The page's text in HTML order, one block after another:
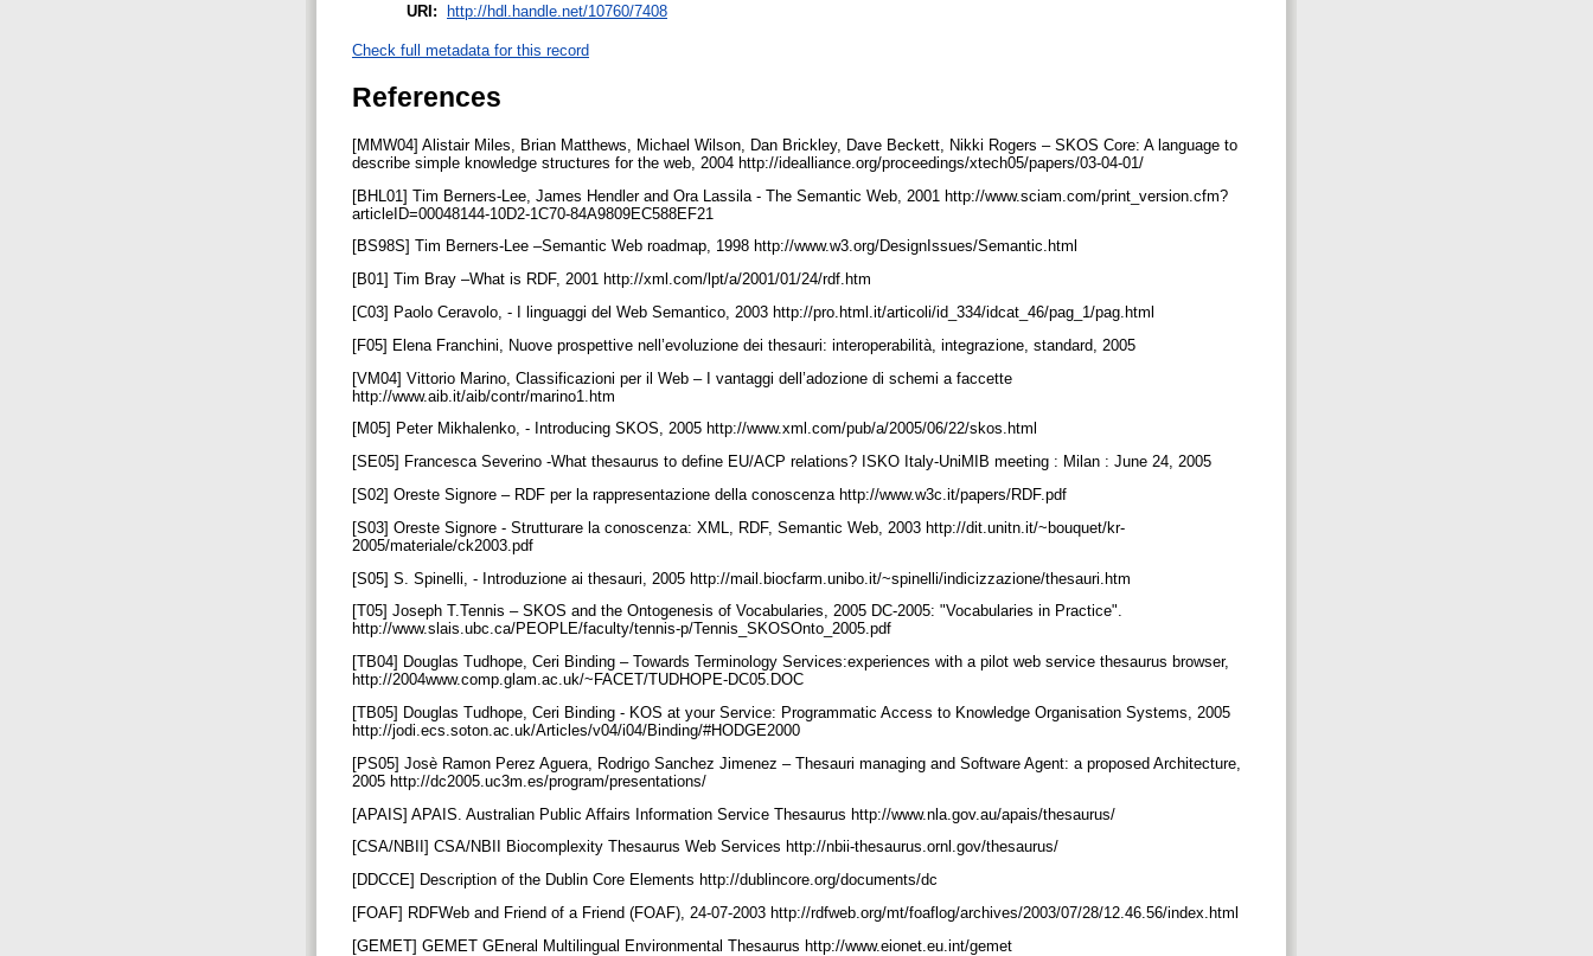
URI: http://hdl.handle.net/10760/7408
Check full metadata for this record
References
[MMW04] Alistair Miles, Brian Matthews, Michael Wilson, Dan Brickley, Dave Beckett, Nikki Rogers – SKOS Core: A language to
describe simple knowledge structures for the web, 2004 http://idealliance.org/proceedings/xtech05/papers/03-04-01/
[BHL01] Tim Berners-Lee, James Hendler and Ora Lassila - The Semantic Web, 2001 http://www.sciam.com/print_version.cfm?
articleID=00048144-10D2-1C70-84A9809EC588EF21
[BS98S] Tim Berners-Lee –Semantic Web roadmap, 1998 http://www.w3.org/DesignIssues/Semantic.html
[B01] Tim Bray –What is RDF, 2001 http://xml.com/lpt/a/2001/01/24/rdf.htm
[C03] Paolo Ceravolo, - I linguaggi del Web Semantico, 2003 http://pro.html.it/articoli/id_334/idcat_46/pag_1/pag.html
[F05] Elena Franchini, Nuove prospettive nell’evoluzione dei thesauri: interoperabilità, integrazione, standard, 2005
[VM04] Vittorio Marino, Classificazioni per il Web – I vantaggi dell’adozione di schemi a faccette
http://www.aib.it/aib/contr/marino1.htm
[M05] Peter Mikhalenko, - Introducing SKOS, 2005 http://www.xml.com/pub/a/2005/06/22/skos.html
[SE05] Francesca Severino -What thesaurus to define EU/ACP relations? ISKO Italy-UniMIB meeting : Milan : June 24, 2005
[S02] Oreste Signore – RDF per la rappresentazione della conoscenza http://www.w3c.it/papers/RDF.pdf
[S03] Oreste Signore - Strutturare la conoscenza: XML, RDF, Semantic Web, 2003 http://dit.unitn.it/~bouquet/kr-
2005/materiale/ck2003.pdf
[S05] S. Spinelli, - Introduzione ai thesauri, 2005 http://mail.biocfarm.unibo.it/~spinelli/indicizzazione/thesauri.htm
[T05] Joseph T.Tennis – SKOS and the Ontogenesis of Vocabularies, 2005 DC-2005: "Vocabularies in Practice".
http://www.slais.ubc.ca/PEOPLE/faculty/tennis-p/Tennis_SKOSOnto_2005.pdf
[TB04] Douglas Tudhope, Ceri Binding – Towards Terminology Services:experiences with a pilot web service thesaurus browser,
http://2004www.comp.glam.ac.uk/~FACET/TUDHOPE-DC05.DOC
[TB05] Douglas Tudhope, Ceri Binding - KOS at your Service: Programmatic Access to Knowledge Organisation Systems, 2005
http://jodi.ecs.soton.ac.uk/Articles/v04/i04/Binding/#HODGE2000
[PS05] Josè Ramon Perez Aguera, Rodrigo Sanchez Jimenez – Thesauri managing and Software Agent: a proposed Architecture,
2005 http://dc2005.uc3m.es/program/presentations/
[APAIS] APAIS. Australian Public Affairs Information Service Thesaurus http://www.nla.gov.au/apais/thesaurus/
[CSA/NBII] CSA/NBII Biocomplexity Thesaurus Web Services http://nbii-thesaurus.ornl.gov/thesaurus/
[DDCCE] Description of the Dublin Core Elements http://dublincore.org/documents/dc
[FOAF] RDFWeb and Friend of a Friend (FOAF), 24-07-2003 http://rdfweb.org/mt/foaflog/archives/2003/07/28/12.46.56/index.html
[GEMET] GEMET GEneral Multilingual Environmental Thesaurus http://www.eionet.eu.int/gemet